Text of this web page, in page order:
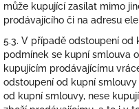
může kupující zasílat mimo
prodávajícího či na adresu
5.3. V případě odstoupení od
podmínek se kupní smlouva
kupujícím prodávajícímu
odstoupení od kupní
od kupní smlouvy, nese